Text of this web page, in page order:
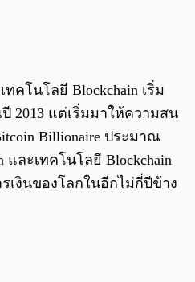
คโนโลยี Blockchain เริ่ม
2013 แต่เริ่มมาให้ความสน
Billionaire ประมาณ
และเทคโนโลยี Blockchain
เงินของโลกในอีกไม่กี่ปีข้าง